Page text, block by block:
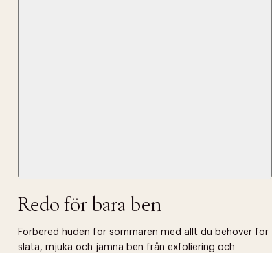
Redo för bara ben
Förbered huden för sommaren med allt du behöver för
släta, mjuka och jämna ben från exfoliering och